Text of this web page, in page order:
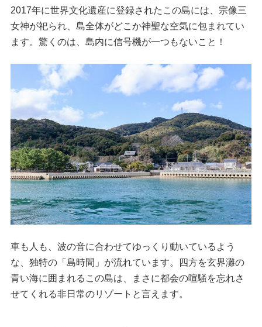
2017年に世界文化遺産に登録されたこの島には、宗像三
女神が祀られ、島全体がどこか神聖な空気に包まれてい
ます。驚くのは、島内に信号機が一つもないこと！
車も人も、波の音に合わせてゆっくり動いているよう
な、独特の「島時間」が流れています。四方を玄界灘の
青い海に囲まれるこの島は、まさに都会の喧騒を忘れさ
せてくれる非日常のリゾートと言えます。